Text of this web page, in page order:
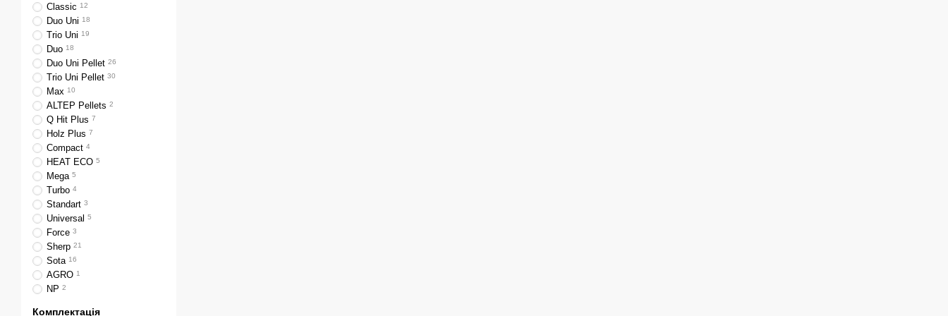
Classic 12
Duo Uni 18
Trio Uni 19
Duo 18
Duo Uni Pellet 26
Trio Uni Pellet 30
Max 10
ALTEP Pellets 2
Q Hit Plus 7
Holz Plus 7
Compact 4
HEAT ECO 5
Mega 5
Turbo 4
Standart 3
Universal 5
Force 3
Sherp 21
Sota 16
AGRO 1
NP 2
Комплектація